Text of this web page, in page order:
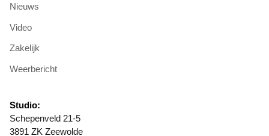
Nieuws
Video
Zakelijk
Weerbericht
Studio:
Schepenveld 21-5
3891 ZK Zeewolde